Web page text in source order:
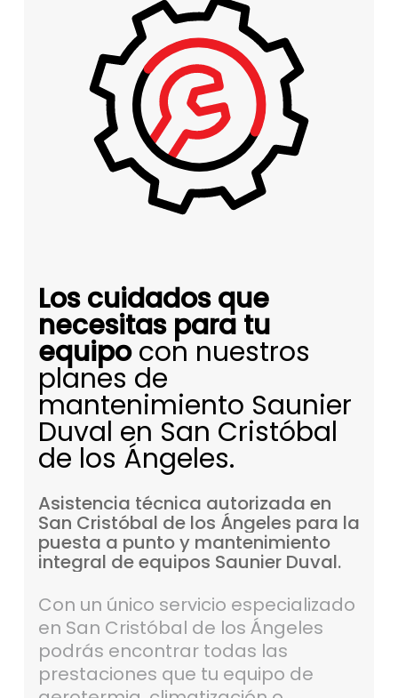
Los cuidados que
necesitas para tu
equipocon nuestros
planes de
mantenimiento Saunier
Duval en San Cristóbal
de los Ángeles.
Asistencia técnica autorizada en
San Cristóbal de los Ángeles para la
puesta a puntoy mantenimiento
integral deequipos Saunier Duval.
Con un único servicio especializado
en San Cristóbal de los Ángeles
podrás encontrar todas las
prestaciones que tu equipo de